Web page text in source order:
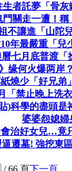
生者託夢「骨
門關走一遭！
不讓進「山陀
年最嚴重「兒
曆七月底普渡「
缘何火爆两岸
燒少「好兄弟
「禁止晚上洗
)科學的盡頭是
婆婆怨媳婦
治好女兒…竟
逼遷墓! 強挖東
/ 66 頁下一頁